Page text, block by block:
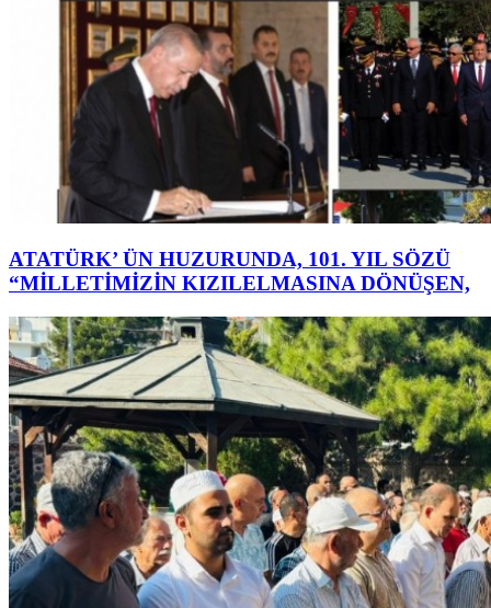
ATATÜRK’ ÜN HUZURUNDA, 101. YIL SÖZÜ
“MİLLETİMİZİN KIZILELMASINA DÖNÜŞEN,